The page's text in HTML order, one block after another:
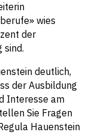
wies
der
sind.
deutlich,
der Ausbildung
Interesse am
Sie Fragen
Hauenstein